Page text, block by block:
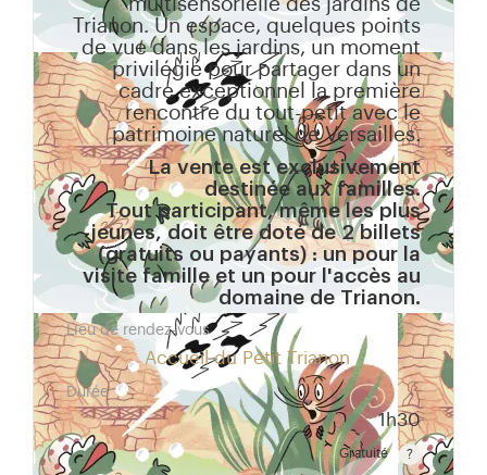
Trianon. Un espace, quelques points
de vue dans les jardins, un moment
privilégié pour partager dans un
cadre exceptionnel la première
rencontre du tout-petit avec le
patrimoine naturel de Versailles.
La vente est exclusivement
destinée aux familles.
Tout participant, même les plus
jeunes, doit être doté de 2 billets
(gratuits ou payants) : un pour la
visite famille et un pour l'accès au
domaine de Trianon.
Lieu de rendez-vous
Accueil du Petit Trianon
Durée
1h30
Gratuité